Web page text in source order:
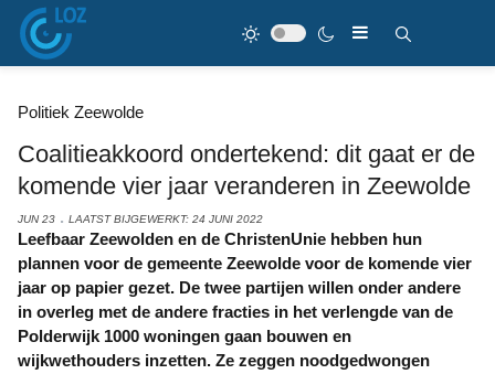
Politiek Zeewolde
Coalitieakkoord ondertekend: dit gaat er de
komende vier jaar veranderen in Zeewolde
JUN 23 LAATST BIJGEWERKT: 24 JUNI 2022
Leefbaar Zeewolden en de ChristenUnie hebben hun
plannen voor de gemeente Zeewolde voor de komende vier
jaar op papier gezet. De twee partijen willen onder andere
in overleg met de andere fracties in het verlengde van de
Polderwijk 1000 woningen gaan bouwen en
wijkwethouders inzetten. Ze zeggen noodgedwongen